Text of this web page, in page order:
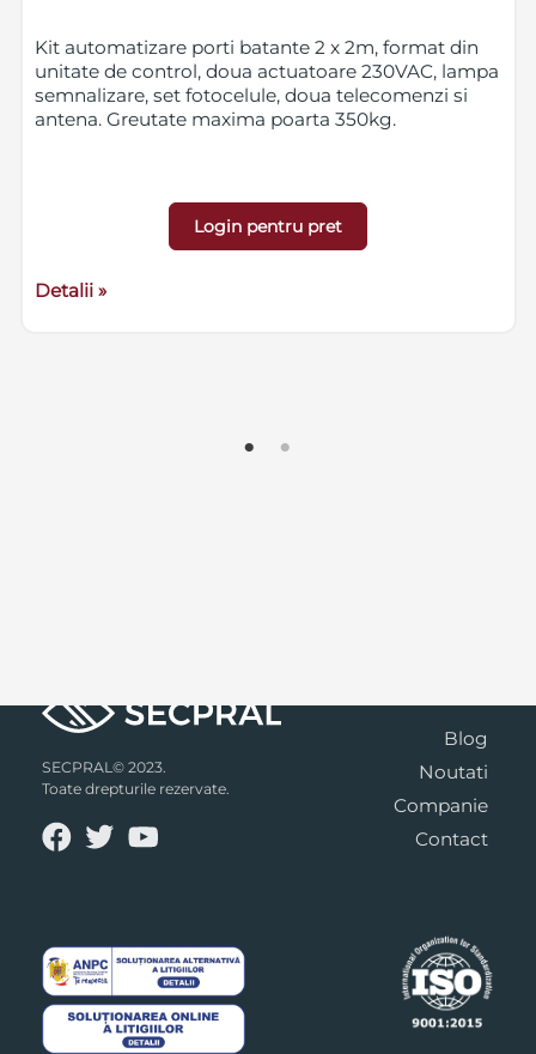
Kit automatizare porti batante 2 x 2m, format din
unitate de control, doua actuatoare 230VAC, lampa
semnalizare, set fotocelule, doua telecomenzi si
antena. Greutate maxima poarta 350kg.
Login pentru pret
Detalii »
SECPRAL© 2023.
Toate drepturile rezervate.
Blog
Noutati
Companie
Contact